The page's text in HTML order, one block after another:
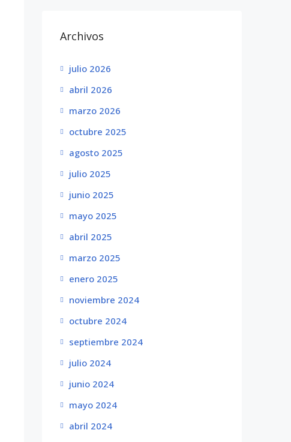
Archivos
julio 2026
abril 2026
marzo 2026
octubre 2025
agosto 2025
julio 2025
junio 2025
mayo 2025
abril 2025
marzo 2025
enero 2025
noviembre 2024
octubre 2024
septiembre 2024
julio 2024
junio 2024
mayo 2024
abril 2024